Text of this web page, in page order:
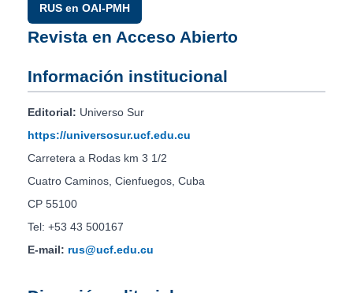
RUS en OAI-PMH
Revista en Acceso Abierto
Información institucional
Editorial: Universo Sur
https://universosur.ucf.edu.cu
Carretera a Rodas km 3 1/2
Cuatro Caminos, Cienfuegos, Cuba
CP 55100
Tel: +53 43 500167
E-mail: rus@ucf.edu.cu